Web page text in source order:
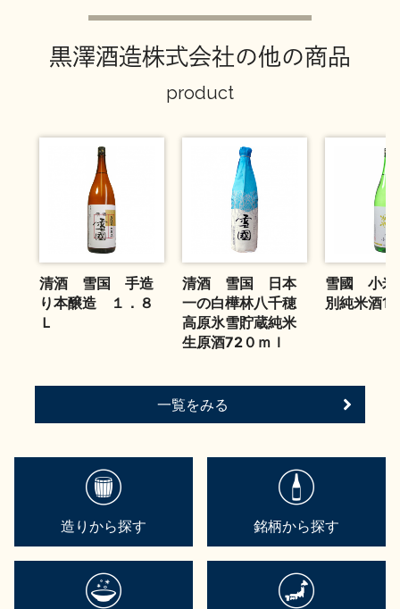
お問い合わせ
黒澤酒造株式会社の他の商品
product
清酒 雪国 手造
り本醸造 １．８
Ｌ
清酒 雪国 日本
一の白樺林八千穂
高原氷雪貯蔵純米
生原酒72０ｍｌ
雪國 小
別純米酒
一覧をみる
造りから探す 銘柄から探す